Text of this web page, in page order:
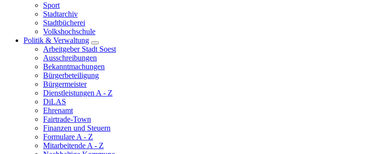
Sport
Stadtarchiv
Stadtbücherei
Volkshochschule
Politik & Verwaltung
Arbeitgeber Stadt Soest
Ausschreibungen
Bekanntmachungen
Bürgerbeteiligung
Bürgermeister
Dienstleistungen A - Z
DiLAS
Ehrenamt
Fairtrade-Town
Finanzen und Steuern
Formulare A - Z
Mitarbeitende A - Z